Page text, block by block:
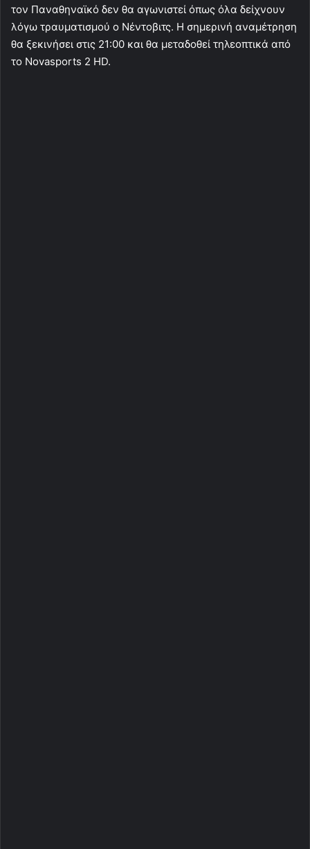
τον Παναθηναϊκό δεν θα αγωνιστεί όπως όλα δείχνουν
λόγω τραυματισμού ο Νέντοβιτς. Η σημερινή αναμέτρηση
θα ξεκινήσει στις 21:00 και θα μεταδοθεί τηλεοπτικά από
το Novasports 2 HD.